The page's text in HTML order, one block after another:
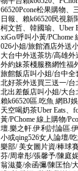
66520Pcone松果購物
日報、賴k66520民視
柯文哲、韓國瑜、Uber
xiGo/呼叫小黃/PChome
026小姐/旅館酒店外送
大台中外送茶坊/高雄外
外約妹茶棧服務網性福
旅館飯店叫小姐/台中全
北好茶外送買三送一/
北出差飯店叫小姐/大
賴k66520區.吃魚 網BJ
天空喝奶茶Uber Eats、
黃/PChome 線上購物/
壇.樂之軒.伊利討論區.
小或qing526女人論壇/
樂部/ 美女圖片資/棒球
芬/周韋彤/張馨予/陳庭
翁滋蔓/余函彌/陳匡怡/